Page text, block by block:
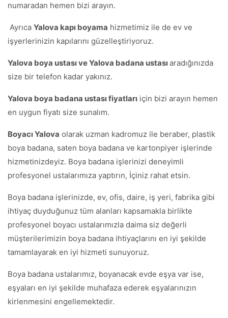
numaradan hemen bizi arayın.
Ayrıca Yalova kapı boyama hizmetimiz ile de ev ve
işyerlerinizin kapılarını güzelleştiriyoruz.
Yalova boya ustası ve Yalova badana ustasıaradığınızda
size bir telefon kadar yakınız.
Yalova boya badana ustası fiyatları için bizi arayın hemen
en uygun fiyatı size sunalım.
Boyacı Yalova olarak uzman kadromuz ile beraber, plastik
boya badana, saten boya badana ve kartonpiyer işlerinde
hizmetinizdeyiz. Boya badana işlerinizi deneyimli
profesyonel ustalarımıza yaptırın, İçiniz rahat etsin.
Boya badana işlerinizde, ev, ofis, daire, iş yeri, fabrika gibi
ihtiyaç duyduğunuz tüm alanları kapsamakla birlikte
profesyonel boyacı ustalarımızla daima siz değerli
müşterilerimizin boya badana ihtiyaçlarını en iyi şekilde
tamamlayarak en iyi hizmeti sunuyoruz.
Boya badana ustalarımız, boyanacak evde eşya var ise,
eşyaları en iyi şekilde muhafaza ederek eşyalarınızın
kirlenmesini engellemektedir.